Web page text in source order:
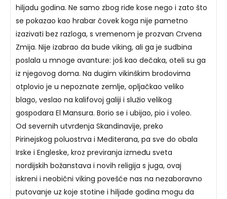
hiljadu godina. Ne samo zbog riđe kose nego i zato što
se pokazao kao hrabar čovek koga nije pametno
izazivati bez razloga, s vremenom je prozvan Crvena
Zmija. Nije izabrao da bude viking, ali ga je sudbina
poslala u mnoge avanture: još kao dečaka, oteli su ga
iz njegovog doma. Na dugim vikinškim brodovima
otplovio je u nepoznate zemlje, opljačkao veliko
blago, veslao na kalifovoj galiji i služio velikog
gospodara El Mansura. Borio se i ubijao, pio i voleo.
Od severnih utvrđenja Skandinavije, preko
Pirinejskog poluostrva i Mediterana, pa sve do obala
Irske i Engleske, kroz previranja između sveta
nordijskih božanstava i novih religija s juga, ovaj
iskreni i neobični viking povešće nas na nezaboravno
putovanje uz koje stotine i hiljade godina mogu da